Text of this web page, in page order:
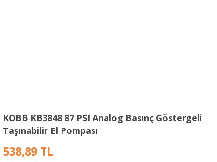
KOBB KB3848 87 PSI Analog Basınç Göstergeli
Taşınabilir El Pompası
538,89 TL